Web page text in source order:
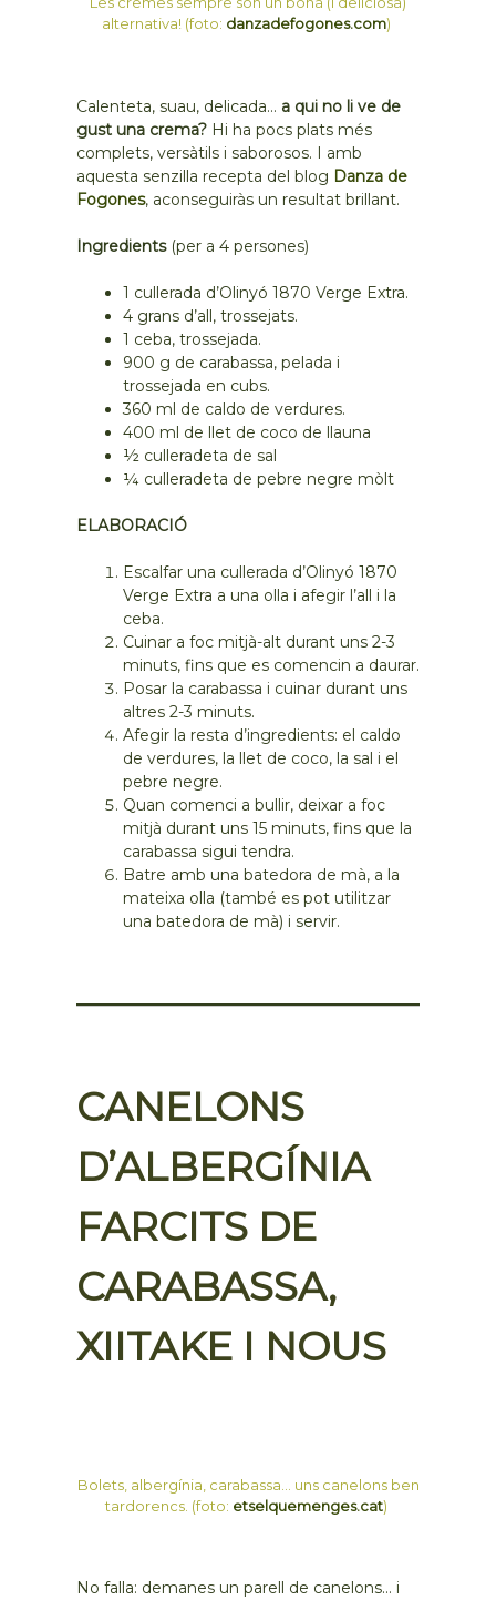
alternativa! (foto: danzadefogones.com)
Calenteta, suau, delicada… a qui no li ve de
gust una crema?Hi ha pocs plats més
complets, versàtils i saborosos. I amb
aquesta senzilla recepta del blog Danza de
Fogones, aconseguiràs un resultat brillant.
Ingredients (per a 4 persones)
1 cullerada d’Olinyó 1870 Verge Extra.
4 grans d’all, trossejats.
1 ceba, trossejada.
900 g de carabassa, pelada i
trossejada en cubs.
360 ml de caldo de verdures.
400 ml de llet de coco de llauna
½ culleradeta de sal
¼ culleradeta de pebre negre mòlt
ELABORACIÓ
Escalfar una cullerada d’Olinyó 1870
Verge Extra a una olla i afegir l’all i la
ceba.
Cuinar a foc mitjà-alt durant uns 2-3
minuts, fins que es comencin a daurar.
Posar la carabassa i cuinar durant uns
altres 2-3 minuts.
Afegir la resta d’ingredients: el caldo
de verdures, la llet de coco, la sal i el
pebre negre.
Quan comenci a bullir, deixar a foc
mitjà durant uns 15 minuts, fins que la
carabassa sigui tendra.
Batre amb una batedora de mà, a la
mateixa olla (també es pot utilitzar
una batedora de mà) i servir.
CANELONS
D’ALBERGÍNIA
FARCITS DE
CARABASSA,
XIITAKE I NOUS
Bolets, albergínia, carabassa… uns canelons ben
tardorencs. (foto: etselquemenges.cat)
No falla: demanes un parell de canelons… i